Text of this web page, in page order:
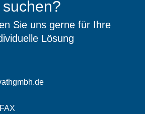
suchen?
Sie uns gerne für Ihre
Lösung
FAX